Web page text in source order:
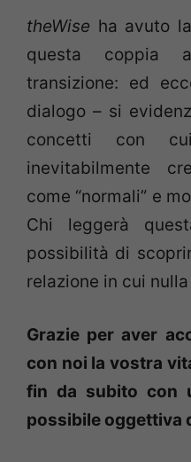
theWise ha avuto
questa coppia
transizione: ed
dialogo – si
concetti con
inevitabilmente
come “normali” e
Chi leggerà
possibilità di
relazione in cui
Grazie per aver
con noi la vostra
fin da subito con
possibile oggettiva